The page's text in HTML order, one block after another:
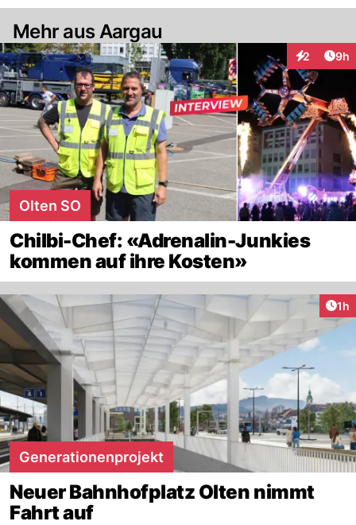
Mehr aus Aargau
2 9h
Olten SO
Chilbi-Chef: «Adrenalin-Junkies
kommen auf ihre Kosten»
1h
Generationenprojekt
Neuer Bahnhofplatz Olten nimmt
Fahrt auf